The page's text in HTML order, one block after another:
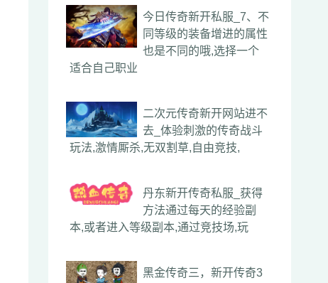
今日传奇新开私服_7、不
同等级的装备增进的属性
也是不同的哦,选择一个
适合自己职业
二次元传奇新开网站进不
去_体验刺激的传奇战斗
玩法,激情厮杀,无双割草,自由竞技,
丹东新开传奇私服_获得
方法通过每天的经验副
本,或者进入等级副本,通过竞技场,玩
黑金传奇三，新开传奇3